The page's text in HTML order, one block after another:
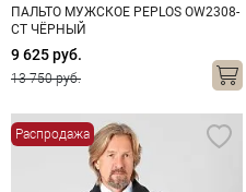
ПАЛЬТО МУЖСКОЕ PEPLOS OW2308-
CT ЧЁРНЫЙ
9 625 руб.
13 750 руб.
Распродажа